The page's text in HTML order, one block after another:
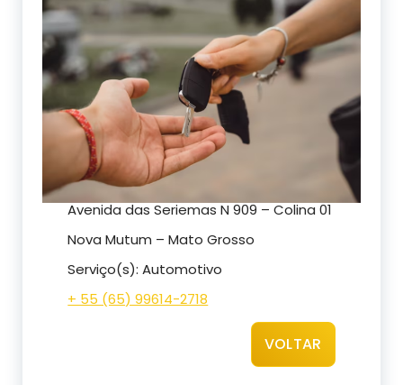
Avenida das Seriemas N 909 – Colina 01
Nova Mutum – Mato Grosso
Serviço(s): Automotivo
+ 55 (65) 99614-2718
VOLTAR